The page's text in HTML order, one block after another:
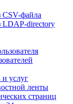
CSV-файла
LDAP-directory
и услуг
ленты
страниц